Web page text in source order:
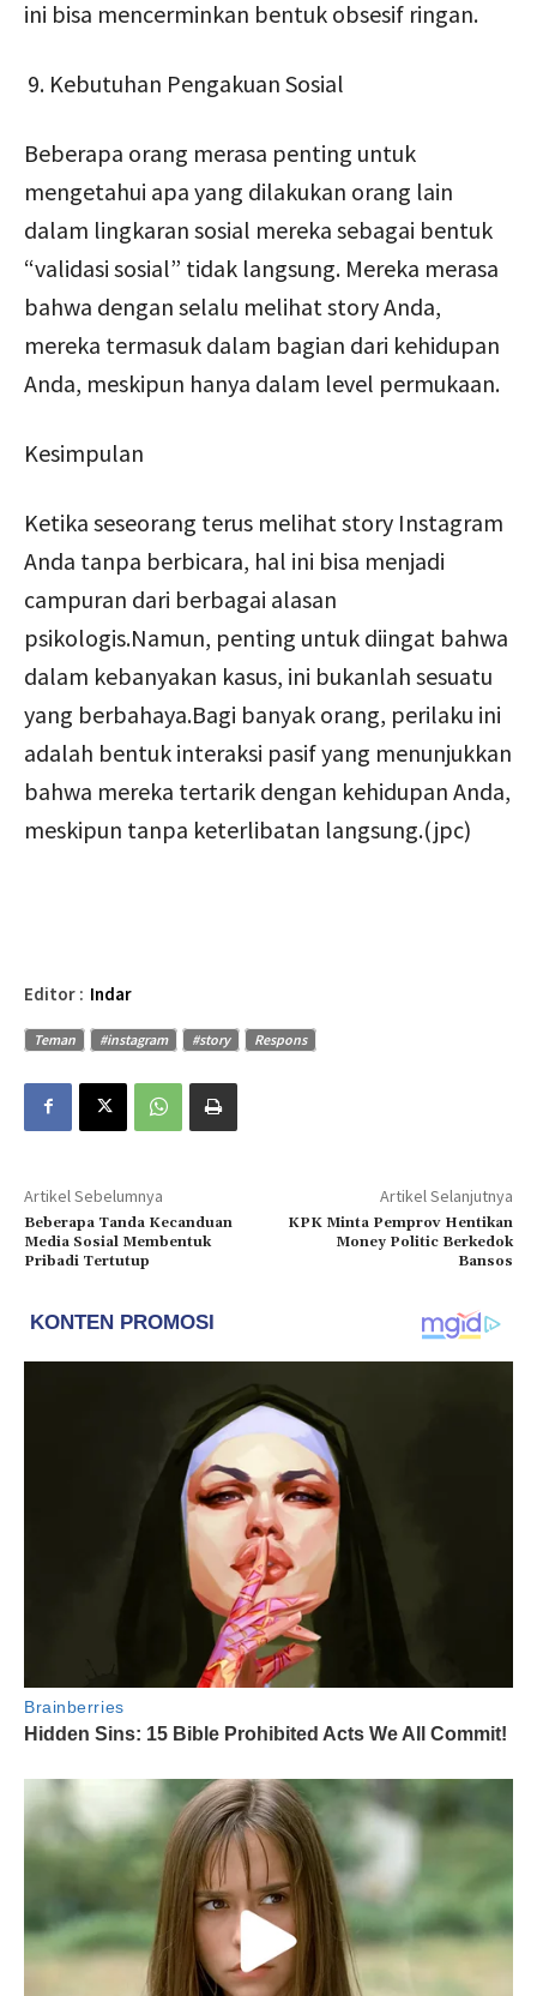
ini bisa mencerminkan bentuk obsesif ringan.
Kebutuhan Pengakuan Sosial
Beberapa orang merasa penting untuk
mengetahui apa yang dilakukan orang lain
dalam lingkaran sosial mereka sebagai bentuk
“validasi sosial” tidak langsung. Mereka merasa
bahwa dengan selalu melihat story Anda,
mereka termasuk dalam bagian dari kehidupan
Anda, meskipun hanya dalam level permukaan.
Kesimpulan
Ketika seseorang terus melihat story Instagram
Anda tanpa berbicara, hal ini bisa menjadi
campuran dari berbagai alasan
psikologis.Namun, penting untuk diingat bahwa
dalam kebanyakan kasus, ini bukanlah sesuatu
yang berbahaya.Bagi banyak orang, perilaku ini
adalah bentuk interaksi pasif yang menunjukkan
bahwa mereka tertarik dengan kehidupan Anda,
meskipun tanpa keterlibatan langsung.(jpc)
Editor : Indar
Teman #instagram #story Respons
Artikel Sebelumnya
Beberapa Tanda Kecanduan
Media Sosial Membentuk
Pribadi Tertutup
Artikel Selanjutnya
KPK Minta Pemprov Hentikan
Money Politic Berkedok
Bansos